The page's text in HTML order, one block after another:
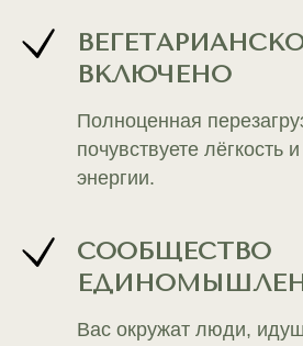
ВКЛЮЧЕНО
Полноценная
почувствуете лёгкость
энергии.
СООБЩЕСТВО
Вас окружат люди,